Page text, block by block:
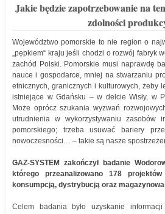
Jakie będzie zapotrzebowanie na
zdolności
Województwo pomorskie to nie region o
„pępkiem“ kraju jeśli chodzi o rozwój fabryk
zachód Polski. Pomorskie musi naprawdę
nauce i gospodarce, mniej na stwarzaniu
etnicznych, granicznych i kulturowych, żeby
istniejące w Gdańsku – w delcie Wisły, w
Może oprócz szukania wyzwań
utrudnienia w wykorzystywaniu zasobów
pomorskiego; trzeba usuwać bariery
nowoczesności… – takie są nasze
GAZ-SYSTEM zakończył badanie
którego przeanalizowano 178
konsumpcją, dystrybucją oraz
Celem badania było uzyskanie